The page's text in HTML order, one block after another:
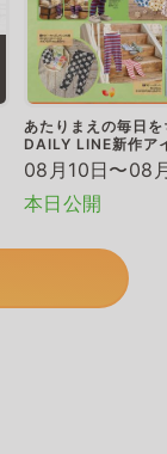
あたりまえの毎日
DAILY LINE新作ア
08月10日〜08
本日公開